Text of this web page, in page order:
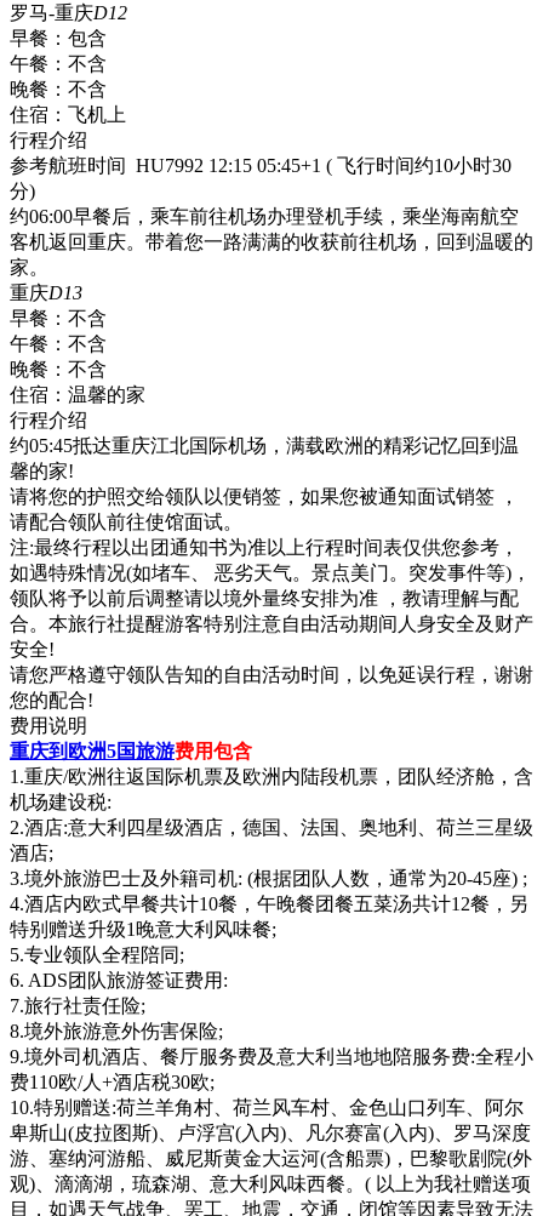
罗马-重庆D12
早餐： 包含
午餐： 不含
晚餐： 不含
住宿： 飞机上
行程介绍
参考航班时间 HU7992 12:15 05:45+1 ( 飞行时间约10小时30
分)
约06:00早餐后，乘车前往机场办理登机手续，乘坐海南航空
客机返回重庆。带着您一路满满的收获前往机场，回到温暖的
家。
重庆D13
早餐： 不含
午餐： 不含
晚餐： 不含
住宿： 温馨的家
行程介绍
约05:45抵达重庆江北国际机场，满载欧洲的精彩记忆回到温
馨的家!
请将您的护照交给领队以便销签，如果您被通知面试销签 ，
请配合领队前往使馆面试。
注:最终行程以出团通知书为准以上行程时间表仅供您参考，
如遇特殊情况(如堵车、 恶劣天气。景点美门。突发事件等)，
领队将予以前后调整请以境外量终安排为准 ，教请理解与配
合。本旅行社提醒游客特别注意自由活动期间人身安全及财产
安全!
请您严格遵守领队告知的自由活动时间，以免延误行程，谢谢
您的配合!
费用说明
重庆到欧洲5国旅游费用包含
1.重庆/欧洲往返国际机票及欧洲内陆段机票，团队经济舱，含
机场建设税:
2.酒店:意大利四星级酒店，德国、法国、奥地利、荷兰三星级
酒店;
3.境外旅游巴士及外籍司机: (根据团队人数，通常为20-45座) ;
4.酒店内欧式早餐共计10餐，午晚餐团餐五菜汤共计12餐，另
特别赠送升级1晚意大利风味餐;
5.专业领队全程陪同;
6. ADS团队旅游签证费用:
7.旅行社责任险;
8.境外旅游意外伤害保险;
9.境外司机酒店、餐厅服务费及意大利当地地陪服务费:全程小
费110欧/人+酒店税30欧;
10.特别赠送:荷兰羊角村、荷兰风车村、金色山口列车、阿尔
卑斯山(皮拉图斯)、卢浮宫(入内)、凡尔赛富(入内)、罗马深度
游、塞纳河游船、威尼斯黄金大运河(含船票)，巴黎歌剧院(外
观)、滴滴湖，琉森湖、意大利风味西餐。( 以上为我社赠送项
目，如遇天气战争、罢工、地震，交通，闭馆等因素导致无法